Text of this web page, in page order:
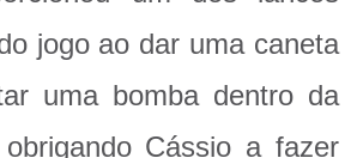
jogo ao dar uma caneta
uma bomba dentro da
Cássio a fazer